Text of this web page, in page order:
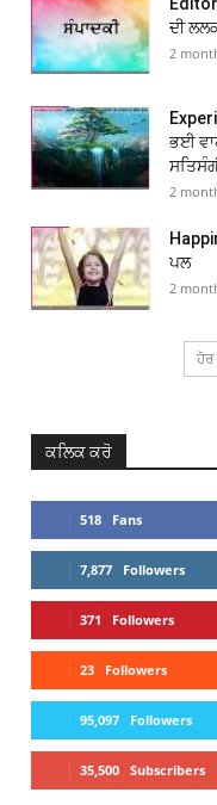
ਦੀ
2
ਭਈ
2
ਪਲ
2
ਕਲਿਕ ਕਰੋ
518 Fans
7,877 Followers
371 Followers
23 Followers
95,097 Followers
35,500 Subscribers